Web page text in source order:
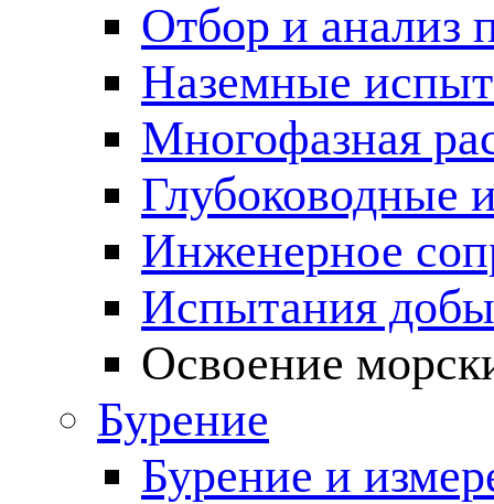
Отбор и анализ
Наземные
Многофазная
Глубоководные
Инженерное
Испытания
Освоение
Бурение
Бурение и